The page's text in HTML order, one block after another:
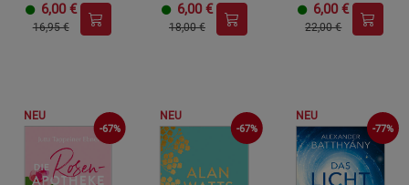
6,00 €
16,95 €
6,00 €
18,00 €
6,00 €
22,00 €
NEU
-67%
NEU
-67%
NEU
-77%